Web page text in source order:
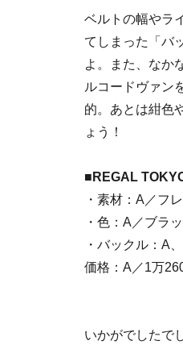
ベルトの幅やラ
てしまった「バ
よ。また、なか
ルコードヴァン
的。あとは紺色
ょう！
■REGAL
・素材：A／フ
・色：A／ブラ
・バックル：A
価格：A／1万
いかがでしたで